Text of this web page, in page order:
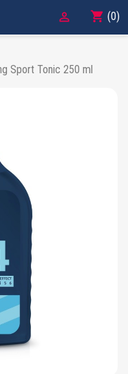
shopping_cart (0)

Sport Tonic 250 ml